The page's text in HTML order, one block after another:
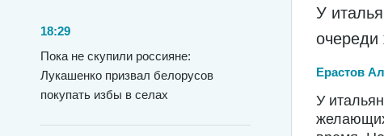
18:29
Пока не скупили россияне:
Лукашенко призвал белорусов
покупать избы в селах
У
очереди
Ерастов
У